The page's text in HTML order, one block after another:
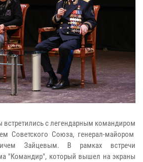
встретились с легендарным командиром
Советского Союза, генерал-майором
Зайцевым. В рамках встречи
"Командир", который вышел на экраны